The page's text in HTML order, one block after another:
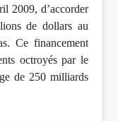
2009, d’accorder
de dollars au
Ce financement
octroyés par le
de 250 milliards